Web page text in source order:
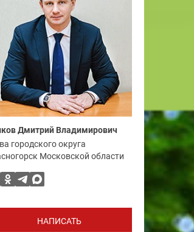
Дмитрий Владимирович
городского округа
Московской области
НАПИСАТЬ